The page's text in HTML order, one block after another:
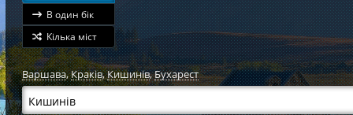
В один бік
Кілька міст
Варшава,Краків,Кишинів,Бухарест